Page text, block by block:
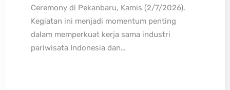
Ceremony di Pekanbaru, Kamis (2/7/2026).
Kegiatan ini menjadi momentum penting
dalam memperkuat kerja sama industri
pariwisata Indonesia dan…